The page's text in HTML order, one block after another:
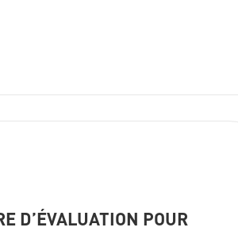
D’ÉVALUATION POUR